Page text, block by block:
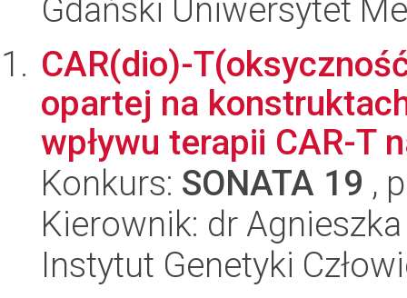
Gdański Uniwersytet
CAR(dio)-
opartej na
wpływu terapii CAR-T
Konkurs: SONATA 19 ,
Kierownik: dr
Instytut Genetyki